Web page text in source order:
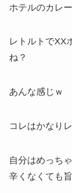
ホテルのカレ
レトルトでXX
ね？
あんな感じｗ
コレはかなり
自分はめっち
辛くなくても